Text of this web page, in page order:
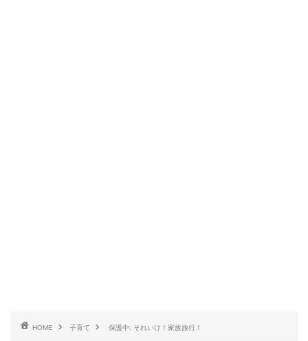
HOME 子育て 保護中: それいけ！家族旅行！